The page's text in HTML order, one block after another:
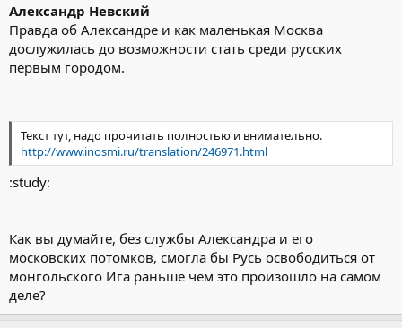
Александр Невский
Правда об Александре и как маленькая Москва
дослужилась до возможности стать среди русских
первым городом.
Текст тут, надо прочитать полностью и внимательно.
http://www.inosmi.ru/translation/246971.html
:study:
Как вы думайте, без службы Александра и его
московских потомков, смогла бы Русь освободиться от
монгольского Ига раньше чем это произошло на самом
деле?